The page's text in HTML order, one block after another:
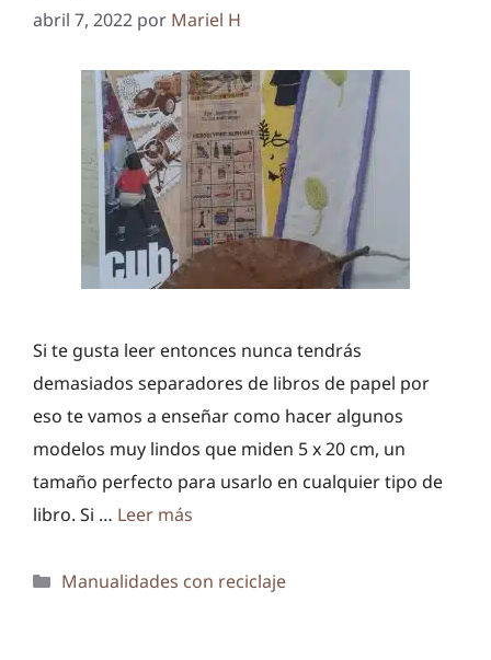
abril 7, 2022 por Mariel H
Si te gusta leer entonces nunca tendrás
demasiados separadores de libros de papel por
eso te vamos a enseñar como hacer algunos
modelos muy lindos que miden 5 x 20 cm, un
tamaño perfecto para usarlo en cualquier tipo de
libro. Si … Leer más
Categorías
Manualidades con reciclaje